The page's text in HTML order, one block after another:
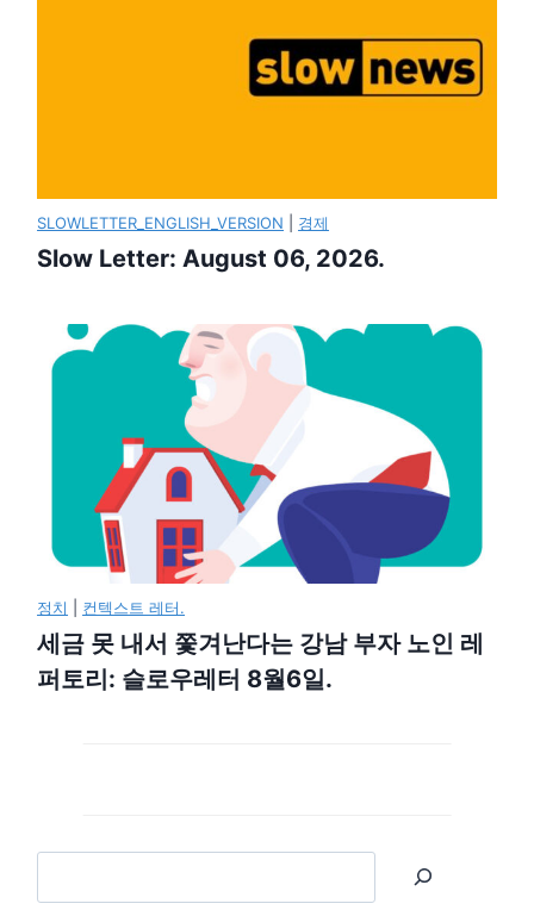
SLOWLETTER_ENGLISH_VERSION 경제
Slow Letter: August 06, 2026.
정치 컨텍스트 레터.
세금 못 내서 쫓겨난다는 강남 부자 노인 레
퍼토리: 슬로우레터 8월6일.